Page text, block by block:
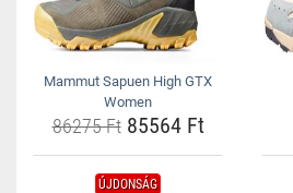
Mammut Sapuen High GTX
Women
86275 Ft85564 Ft
ÚJDONSÁG